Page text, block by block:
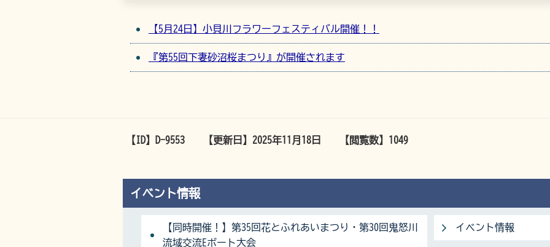
【5月24日】小貝川フラワーフェスティバル開催！！
『第55回下妻砂沼桜まつり』が開催されます
【ID】 D-9553 【更新日】 2025年11月18日 【閲覧数】 1049
イベント情報
【同時開催！】第35回花とふれあいまつり・第30回鬼怒川
流域交流Eボート大会
イベント情報